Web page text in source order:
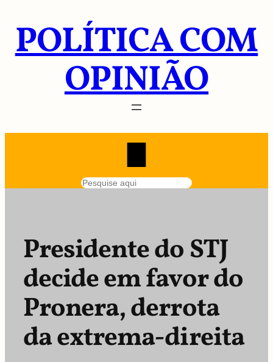
para
conteúdo
POLÍTICA COM
OPINIÃO
Pesquisar
Presidente do STJ
decide em favor do
Pronera, derrota
da extrema-direita